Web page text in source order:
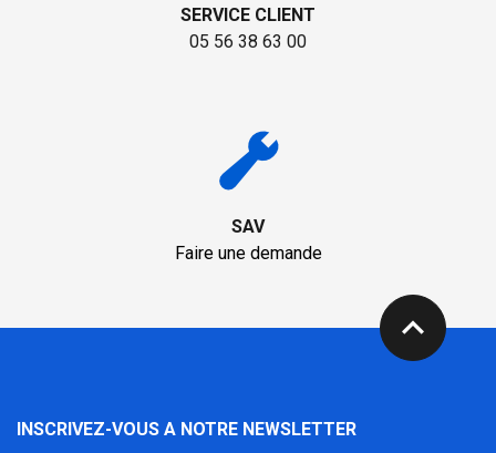
SERVICE CLIENT
05 56 38 63 00
SAV
Faire une demande
expand_less
INSCRIVEZ-VOUS A NOTRE NEWSLETTER